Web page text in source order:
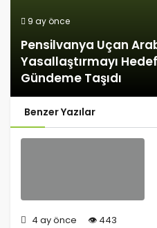
9 ay önce
Pensilvanya Uçan
Yasallaştırmayı
Gündeme Taşıdı
Benzer Yazılar
4 ay önce 443